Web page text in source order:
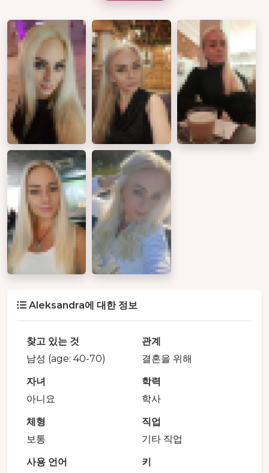
Aleksandra에 대한 정보
찾고 있는 것
남성 (age: 40-70)
관계
결혼을 위해
자녀
아니요
학력
학사
체형
보통
직업
기타 직업
사용 언어
키